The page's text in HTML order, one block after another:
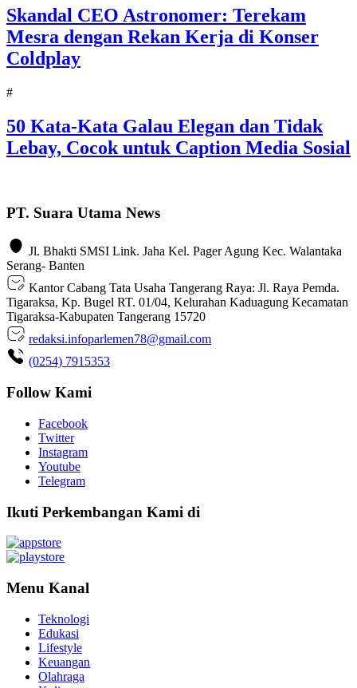
Skandal CEO Astronomer: Terekam
Mesra dengan Rekan Kerja di Konser
Coldplay
#
50 Kata-Kata Galau Elegan dan Tidak
Lebay, Cocok untuk Caption Media Sosial
PT. Suara Utama News
Jl. Bhakti SMSI Link. Jaha Kel. Pager Agung Kec. Walantaka
Serang- Banten
Kantor Cabang Tata Usaha Tangerang Raya: Jl. Raya Pemda.
Tigaraksa, Kp. Bugel RT. 01/04, Kelurahan Kaduagung Kecamatan
Tigaraksa-Kabupaten Tangerang 15720
redaksi.infoparlemen78@gmail.com
(0254) 7915353
Follow Kami
Facebook
Twitter
Instagram
Youtube
Telegram
Ikuti Perkembangan Kami di
Menu Kanal
Teknologi
Edukasi
Lifestyle
Keuangan
Olahraga